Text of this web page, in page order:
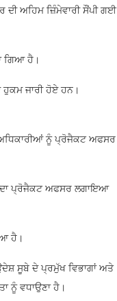
ਅਹਿਮ ਜ਼ਿੰਮੇਵਾਰੀ ਸੌਂਪੀ ਗਈ
ਗਿਆ ਹੈ।
ਜਾਰੀ ਹੋਏ ਹਨ।
ਨੂੰ ਪ੍ਰੋਜੈਕਟ ਅਫਸਰ
ਦਾ ਪ੍ਰੋਜੈਕਟ ਅਫਸਰ ਲਗਾਇਆ
ਹੈ।
ਸੂਬੇ ਦੇ ਪ੍ਰਮੁੱਖ ਵਿਭਾਗਾਂ ਅਤੇ
ਨੂੰ ਵਧਾਉਣਾ ਹੈ।